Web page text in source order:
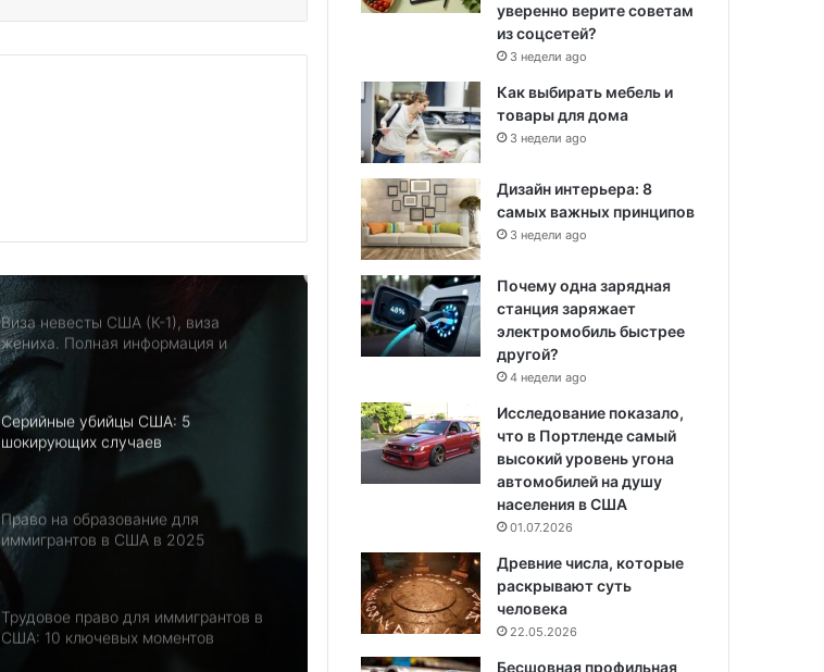
3 права иммигрантов при
Флорида. Адвокат Евгения
Виза невесты США (К-1), виза
жениха. Полная информация и
советы иммиграционного адвоката
Серийные убийцы США: 5
шокирующих случаев
Право на образование для
иммигрантов в США в 2025
Трудовое право для иммигрантов в
США: 10 ключевых моментов
уверенно верите советам
из соцсетей?
3 недели ago
Как выбирать мебель и
товары для дома
3 недели ago
Дизайн интерьера: 8
самых важных принципов
3 недели ago
Почему одна зарядная
станция заряжает
электромобиль быстрее
другой?
4 недели ago
Исследование показало,
что в Портленде самый
высокий уровень угона
автомобилей на душу
населения в США
01.07.2026
Древние числа, которые
раскрывают суть
человека
22.05.2026
Бесшовная профильная